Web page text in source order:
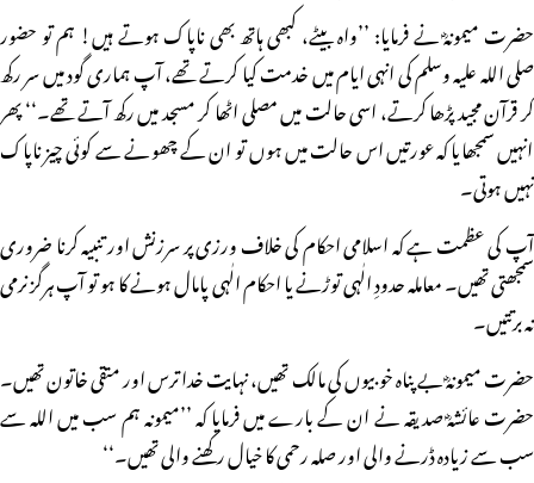
حضرت میمونہؓ نے فرمایا: ’’واہ بیٹے، کبھی ہاتھ بھی ناپاک ہوتے ہیں! ہم تو حضور
صلی اللہ علیہ وسلم کی انہی ایام میں خدمت کیا کرتے تھے، آپ ہماری گود میں سر رکھ
کر قرآن مجید پڑھا کرتے، اسی حالت میں مصلی اٹھا کر مسجد میں رکھ آتے تھے۔‘‘ پھر
انہیں سمجھایا کہ عورتیں اس حالت میں ہوں تو ان کے چھونے سے کوئی چیز ناپاک
نہیں ہوتی۔
آپ کی عظمت ہے کہ اسلامی احکام کی خلاف ورزی پر سرزنش اور تنبیہ کرنا ضروری
سمجھتی تھیں۔ معاملہ حدودِ الٰہی توڑنے یا احکام الٰہی پامال ہونے کا ہو تو آپ ہرگز نرمی
نہ برتتیں۔
حضرت میمونہؓ بے پناہ خوبیوں کی مالک تھیں، نہایت خدا ترس اور متقی خاتون تھیں۔
حضرت عائشہؓ صدیقہ نے ان کے بارے میں فرمایا کہ ’’میمونہ ہم سب میں اللہ سے
سب سے زیادہ ڈرنے والی اور صلہ رحمی کا خیال رکھنے والی تھیں۔‘‘